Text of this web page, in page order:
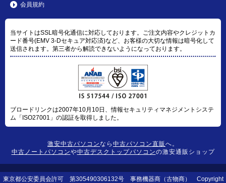
会員規約
当サイトはSSL暗号化通信に対応しております。ご注文内容やクレジットカ
ード番号(EMV 3-Dセキュア対応済)など、お客様の大切な情報は暗号化して
送信されます。第三者から解読できないようになっております。
ブロードリンクは2007年10月10日、情報セキュリティマネジメントシステ
ム「ISO27001」の認証を取得しました。
激安中古パソコンなら 中古パソコン直販 へ。
中古ノートパソコンや中古デスクトップパソコンの激安通販ショップ
東京都公安委員会許可 第305490306132号 事務機器商（古物商） Copyright